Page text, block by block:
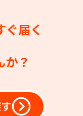
ぐ届く
か？